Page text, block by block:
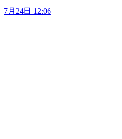
7月24日 12:06